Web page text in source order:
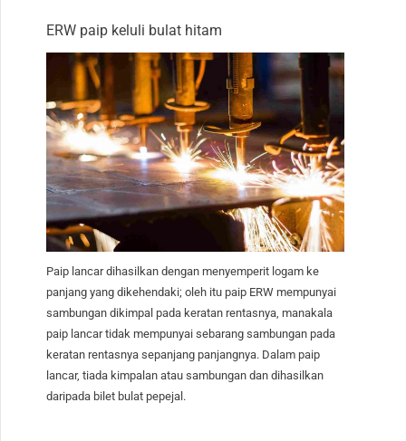
ERW paip keluli bulat hitam
Paip lancar dihasilkan dengan menyemperit logam ke
panjang yang dikehendaki; oleh itu paip ERW mempunyai
sambungan dikimpal pada keratan rentasnya, manakala
paip lancar tidak mempunyai sebarang sambungan pada
keratan rentasnya sepanjang panjangnya. Dalam paip
lancar, tiada kimpalan atau sambungan dan dihasilkan
daripada bilet bulat pepejal.